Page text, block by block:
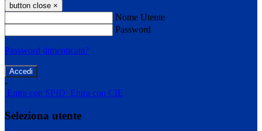
button close ×
Nome Utente
Password
Password dimenticata?
-
Entra con SPID Entra con CIE
Seleziona utente